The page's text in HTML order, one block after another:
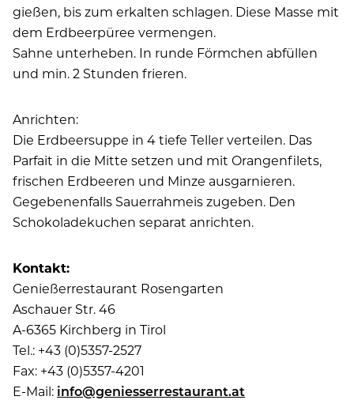
gießen, bis zum erkalten schlagen. Diese Masse mit
dem Erdbeerpüree vermengen.
Sahne unterheben. In runde Förmchen abfüllen
und min. 2 Stunden frieren.
Anrichten:
Die Erdbeersuppe in 4 tiefe Teller verteilen. Das
Parfait in die Mitte setzen und mit Orangenfilets,
frischen Erdbeeren und Minze ausgarnieren.
Gegebenenfalls Sauerrahmeis zugeben. Den
Schokoladekuchen separat anrichten.
Kontakt:
Genießerrestaurant Rosengarten
Aschauer Str. 46
A-6365 Kirchberg in Tirol
Tel.: +43 (0)5357-2527
Fax: +43 (0)5357-4201
E-Mail: info@geniesserrestaurant.at